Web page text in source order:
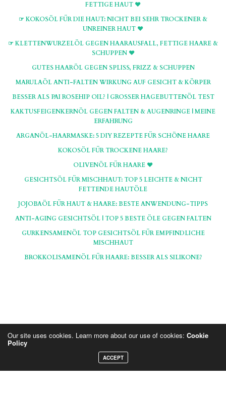
FETTIGE HAUT ♥
☞ KOKOSÖL FÜR DIE HAUT: NICHT BEI SEHR TROCKENER &
UNREINER HAUT ♥
☞ KLETTENWURZELÖL GEGEN HAARAUSFALL, FETTIGE HAARE &
SCHUPPEN ♥
GUTES HAARÖL GEGEN SPLISS, FRIZZ & SCHUPPEN
MARULAÖL ANTI-FALTEN WIRKUNG AUF GESICHT & KÖRPER
BESSER ALS PAI ROSEHIP OIL? | GROSSER HAGEBUTTENÖL TEST
KAKTUSFEIGENKERNÖL GEGEN FALTEN & AUGENRINGE | MEINE
ERFAHRUNG
ARGANÖL-HAARMASKE: 5 DIY REZEPTE FÜR SCHÖNE HAARE
KOKOSÖL FÜR TROCKENE HAARE?
OLIVENÖL FÜR HAARE ♥
GESICHTSÖL FÜR MISCHHAUT: TOP 5 LEICHTE & NICHT
FETTENDE HAUTÖLE
JOJOBAÖL FÜR HAUT & HAARE: BESTE ANWENDUNG-TIPPS
ANTI-AGING GESICHTSÖL | TOP 5 BESTE ÖLE GEGEN FALTEN
GURKENSAMENÖL TOP GESICHTSÖL FÜR EMPFINDLICHE
MISCHHAUT
BROKKOLISAMENÖL FÜR HAARE: BESSER ALS SILIKONE?
Hinweis: Die Seiten und Artikel auf BlondBlog beinhalten teils Affiliate, die mit * markiert sind.
Our site uses cookies. Learn more about our use of cookies: Cookie
Policy
ACCEPT